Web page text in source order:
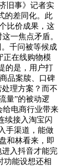
旧事》记者实
的差同化。此
比价成果，这
一焦点矛盾。
千问被等候成
正在线购物模
的是，用户打
品案牍、口碑
理方案？而不
量”的被动逻
给电商行业带来
续接入淘宝闪
手渠道，能做
和林看来，即
入抖音才能完
功能设想还相